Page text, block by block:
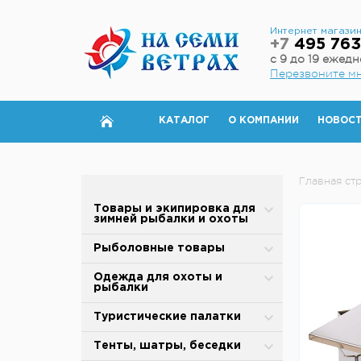
Интернет магазин
+7 495
с 9 до 19
Перезвоните
КАТАЛОГ О КОМПАНИИ
Товары и экипировка для
зимней рыбалки и охоты
Палатки для зимней рыбалки
Полы для зимней палатки
Рыболовные товары
Блесны
карабины
Одежда для охоты и
рыбалки
Зимняя одежда
Защита от дождя и ветра
Туристические палатки
Alpika
Тенты, шатры, беседки
Главная